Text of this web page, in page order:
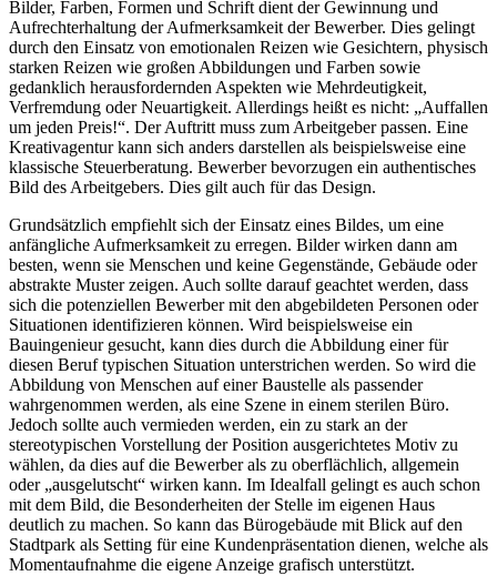
Bilder, Farben, Formen und Schrift dient der Gewinnung und
Aufrechterhaltung der Aufmerksamkeit der Bewerber. Dies gelingt
durch den Einsatz von emotionalen Reizen wie Gesichtern, physisch
starken Reizen wie großen Abbildungen und Farben sowie
gedanklich herausfordernden Aspekten wie Mehrdeutigkeit,
Verfremdung oder Neuartigkeit. Allerdings heißt es nicht: „Auffallen
um jeden Preis!“. Der Auftritt muss zum Arbeitgeber passen. Eine
Kreativagentur kann sich anders darstellen als beispielsweise eine
klassische Steuerberatung. Bewerber bevorzugen ein authentisches
Bild des Arbeitgebers. Dies gilt auch für das Design.
Grundsätzlich empfiehlt sich der Einsatz eines Bildes, um eine
anfängliche Aufmerksamkeit zu erregen. Bilder wirken dann am
besten, wenn sie Menschen und keine Gegenstände, Gebäude oder
abstrakte Muster zeigen. Auch sollte darauf geachtet werden, dass
sich die potenziellen Bewerber mit den abgebildeten Personen oder
Situationen identifizieren können. Wird beispielsweise ein
Bauingenieur gesucht, kann dies durch die Abbildung einer für
diesen Beruf typischen Situation unterstrichen werden. So wird die
Abbildung von Menschen auf einer Baustelle als passender
wahrgenommen werden, als eine Szene in einem sterilen Büro.
Jedoch sollte auch vermieden werden, ein zu stark an der
stereotypischen Vorstellung der Position ausgerichtetes Motiv zu
wählen, da dies auf die Bewerber als zu oberflächlich, allgemein
oder „ausgelutscht“ wirken kann. Im Idealfall gelingt es auch schon
mit dem Bild, die Besonderheiten der Stelle im eigenen Haus
deutlich zu machen. So kann das Bürogebäude mit Blick auf den
Stadtpark als Setting für eine Kundenpräsentation dienen, welche als
Momentaufnahme die eigene Anzeige grafisch unterstützt.